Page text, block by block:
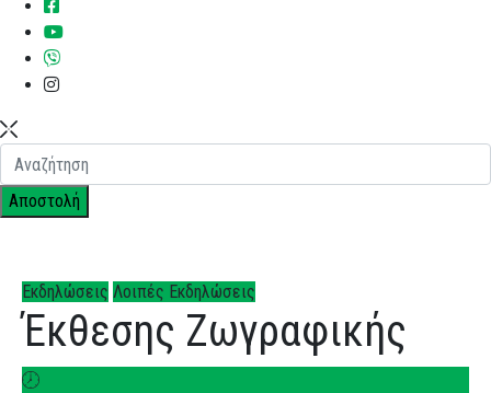
Εκδηλώσεις Λοιπές Εκδηλώσεις
Έκθεσης Ζωγραφικής